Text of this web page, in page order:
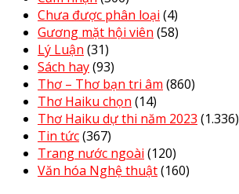
Chưa được phân loại (4)
Gương mặt hội viên (58)
Lý Luận (31)
Sách hay(93)
Thơ – Thơ bạn tri âm (860)
Thơ Haiku chọn (14)
Thơ Haiku dự thi năm 2023 (1.336)
Tin tức(367)
Trang nước ngoài (120)
Văn hóa Nghệ thuật(160)